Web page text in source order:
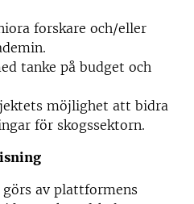
forskare och/eller
tanke på budget och
möjlighet att bidra
för skogssektorn.
av plattformens